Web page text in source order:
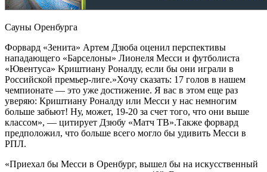
Сауны Оренбурга
Форвард «Зенита» Артем Дзюба оценил перспективы
нападающего «Барселоны» Лионеля Месси и футболиста
«Ювентуса» Криштиану Роналду, если бы они играли в
Российской премьер-лиге.»Хочу сказать: 17 голов в нашем
чемпионате — это уже достижение. Я вас в этом еще раз
уверяю: Криштиану Роналду или Месси у нас немногим
больше забьют! Ну, может, 19-20 за счет того, что они выше
классом», — цитирует Дзюбу «Матч ТВ».Также форвард
предположил, что больше всего могло бы удивить Месси в
РПЛ.
«Приехал бы Месси в Оренбург, вышел бы на искусственный